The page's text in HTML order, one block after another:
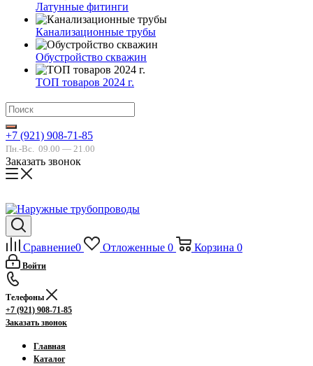
Латунные фитинги
Канализационные трубы
Обустройство скважин
ТОП товаров 2024 г.
+7 (921) 908-71-85
Пн.-Вс. 09.00 — 21.00
Заказать звонок
Сравнение0 Отложенные 0 Корзина 0
Войти
Телефоны
+7 (921) 908-71-85
Заказать звонок
Главная
Каталог